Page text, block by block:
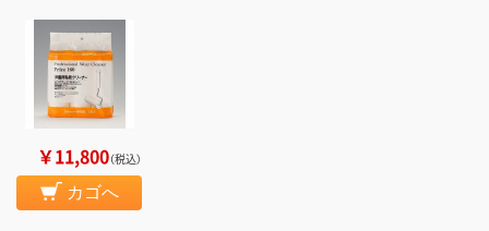
￥11,800（税込）
カゴへ